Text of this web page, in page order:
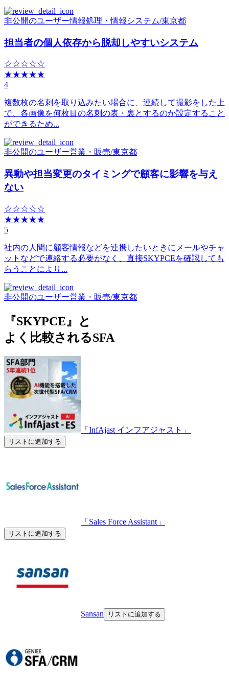
非公開のユーザー情報処理・情報システム/東京都
担当者の個人依存から脱却しやすいシステム
☆☆☆☆☆
★★★★★
4
複数枚の名刺を取り込みたい場合に、連続して撮影をした上
で、各画像を何枚目の名刺の表・裏とするのか設定すること
ができるため...
非公開のユーザー営業・販売/東京都
異動や担当変更のタイミングで顧客に影響を与え
ない
☆☆☆☆☆
★★★★★
5
社内の人間に顧客情報などを連携したいときにメールやチャ
ットなどで連絡する必要がなく、直接SKYPCEを確認しても
らうことにより...
非公開のユーザー営業・販売/東京都
『SKYPCE』と
よく比較されるSFA
「InfAjast インフアジャスト」
リストに追加する
「Sales Force Assistant」
リストに追加する
Sansan リストに追加する